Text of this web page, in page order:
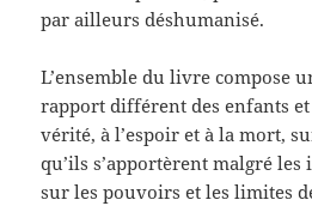
par ailleurs déshumanisé.
L’ensemble du livre compose
rapport différent des enfants et
vérité, à l’espoir et à la mort,
qu’ils s’apportèrent malgré
sur les pouvoirs et les limites